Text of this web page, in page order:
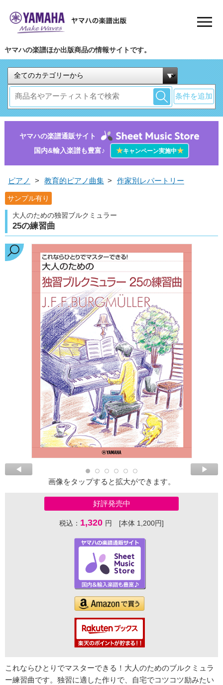
ヤマハの楽譜ほか出版商品の情報サイトです。
条件を追加
ヤマハの楽譜通販サイト
国内&輸入楽譜も豊富♪
★キャンペーン実施中★
ピアノ > 教育的ピアノ曲集 > 作家別レパートリー
サンプル有り
大人のための独習ブルクミュラー
25の練習曲
画像をタップすると拡大ができます。
好評発売中
税込： 1,320 円 [本体 1,200円]
これならひとりでマスターできる！大人のためのブルクミュラ
ー練習曲です。独習に適した作りで、自宅でコツコツ励みたい